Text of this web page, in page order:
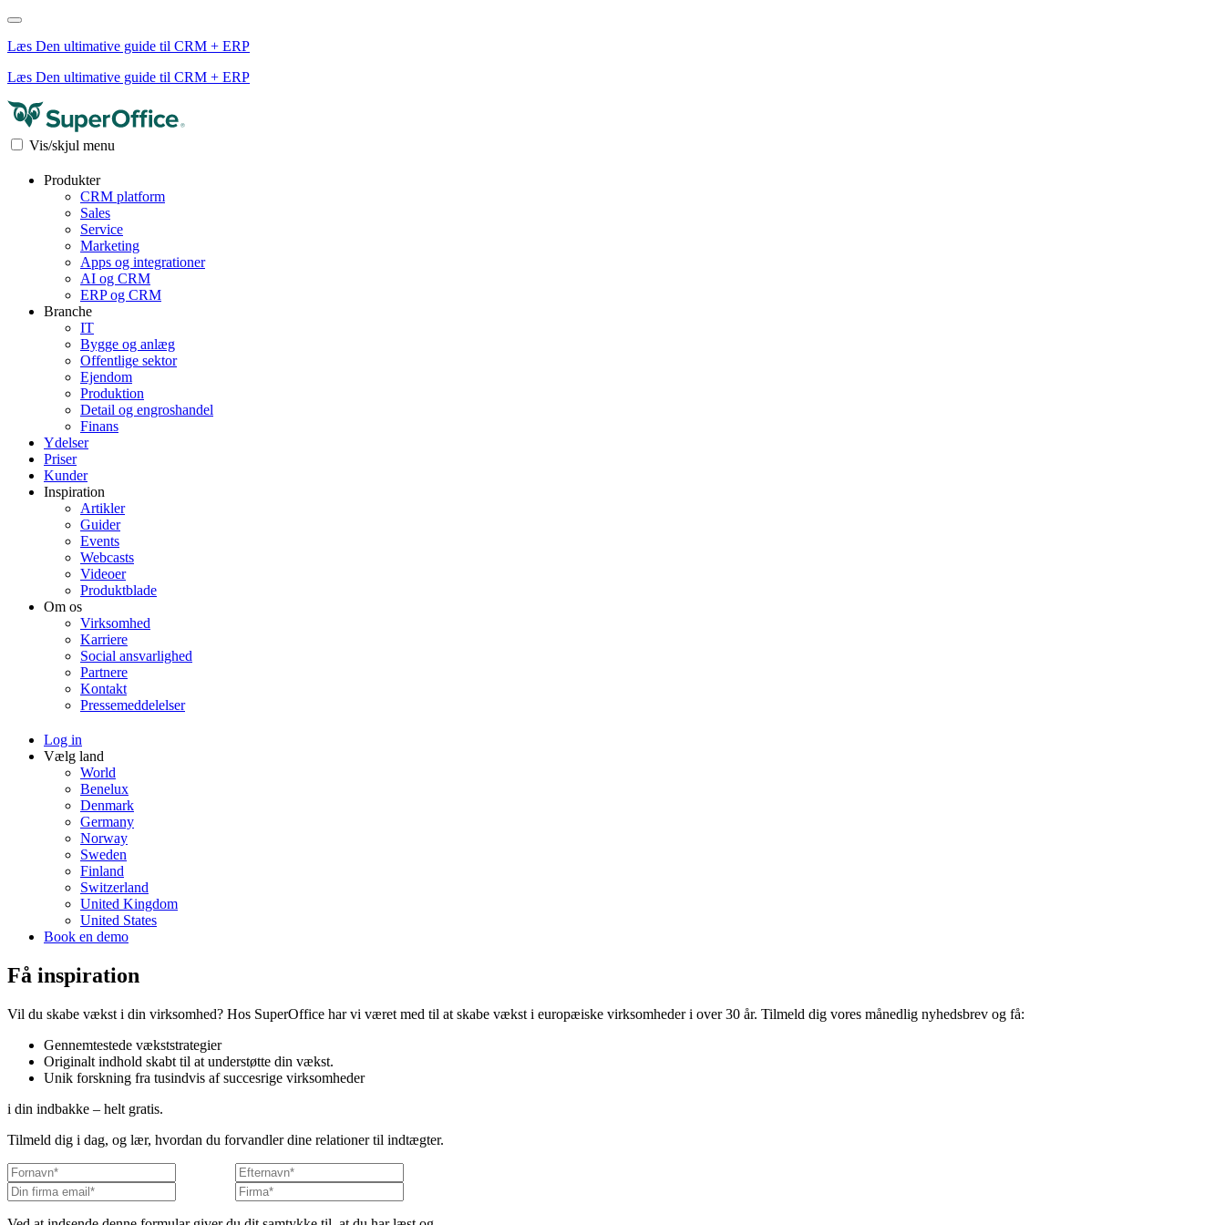
Læs Den ultimative guide til CRM + ERP
Læs Den ultimative guide til CRM + ERP
Vis/skjul menu
Produkter
CRM platform
Sales
Service
Marketing
Apps og integrationer
AI og CRM
ERP og CRM
Branche
IT
Bygge og anlæg
Offentlige sektor
Ejendom
Produktion
Detail og engroshandel
Finans
Ydelser
Priser
Kunder
Inspiration
Artikler
Guider
Events
Webcasts
Videoer
Produktblade
Om os
Virksomhed
Karriere
Social ansvarlighed
Partnere
Kontakt
Pressemeddelelser
Log in
Vælg land
World
Benelux
Denmark
Germany
Norway
Sweden
Finland
Switzerland
United Kingdom
United States
Book en demo
Få inspiration
Vil du skabe vækst i din virksomhed? Hos SuperOffice har vi været med til at skabe vækst i europæiske virksomheder i over 30 år. Tilmeld dig vores månedlig nyhedsbrev og få:
Gennemtestede vækststrategier
Originalt indhold skabt til at understøtte din vækst.
Unik forskning fra tusindvis af succesrige virksomheder
i din indbakke – helt gratis.
Tilmeld dig i dag, og lær, hvordan du forvandler dine relationer til indtægter.